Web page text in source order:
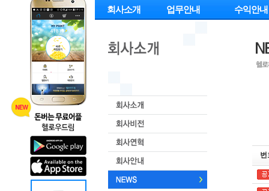
회사소개 업무안내 수익안내
번